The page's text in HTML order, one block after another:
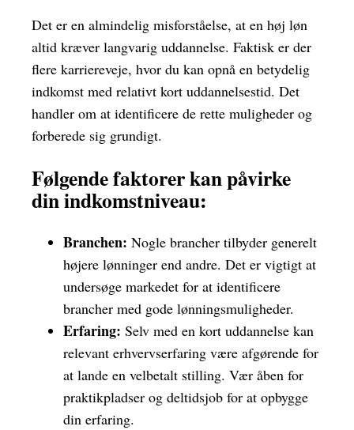
Det er en almindelig misforståelse, at en høj løn
altid kræver langvarig uddannelse. Faktisk er der
flere karriereveje, hvor du kan opnå en betydelig
indkomst med relativt kort uddannelsestid. Det
handler om at identificere de rette muligheder og
forberede sig grundigt.
Følgende faktorer kan påvirke
din indkomstniveau:
Branchen: Nogle brancher tilbyder generelt
højere lønninger end andre. Det er vigtigt at
undersøge markedet for at identificere
brancher med gode lønningsmuligheder.
Erfaring: Selv med en kort uddannelse kan
relevant erhvervserfaring være afgørende for
at lande en velbetalt stilling. Vær åben for
praktikpladser og deltidsjob for at opbygge
din erfaring.